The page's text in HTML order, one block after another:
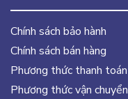
Chính sách bảo hành
Chính sách bán hàng
Phương thức thanh toán
Phương thức vận chuyển